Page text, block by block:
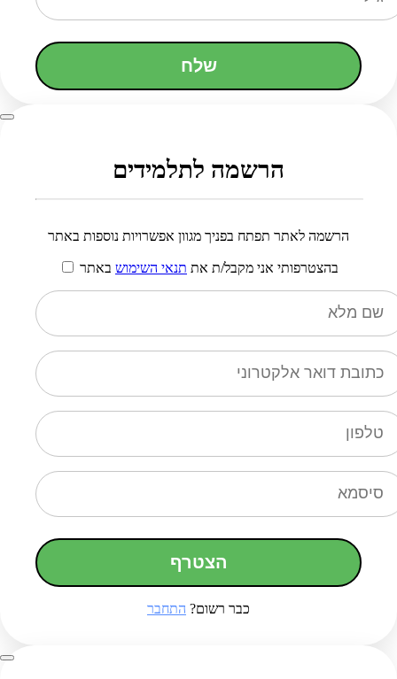
שלח
הרשמה לתלמידים
הרשמה לאתר תפתח בפניך מגוון אפשרויות נוספות באתר
בהצטרפותי אני מקבל/ת את תנאי השימוש באתר
הצטרף
כבר רשום? התחבר